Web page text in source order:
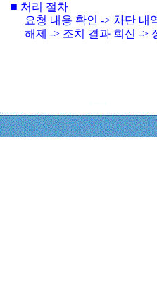
■ 처리 절차
요청 내용 확인 -> 차단 내
해제 -> 조치 결과 회신 ->